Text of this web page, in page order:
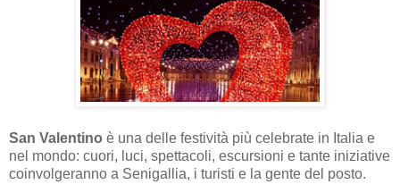
San Valentino è una delle festività più celebrate in Italia e
nel mondo: cuori, luci, spettacoli, escursioni e tante iniziative
coinvolgeranno a Senigallia, i turisti e la gente del posto.